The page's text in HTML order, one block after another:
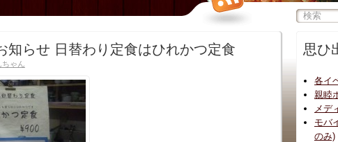
知らせ 日替わり定食はひれかつ定食
ゃん
思ひ
各イ
親睦
メデ
モバ
のみ)